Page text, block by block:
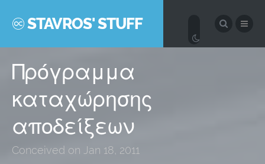
STAVROS' STUFF
Πρόγραμμα
καταχώρησης
αποδείξεων
Conceived on Jan 18, 2011